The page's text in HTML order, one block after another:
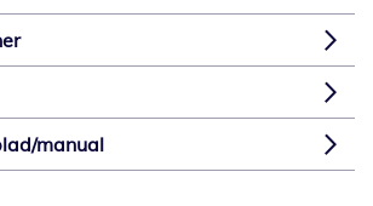
manual